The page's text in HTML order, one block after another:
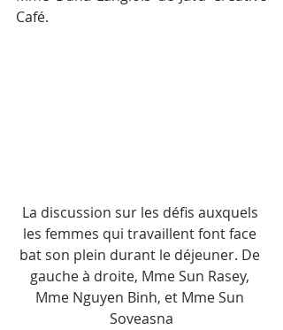
Café.
La discussion sur les défis auxquels
les femmes qui travaillent font face
bat son plein durant le déjeuner. De
gauche à droite, Mme Sun Rasey,
Mme Nguyen Binh, et Mme Sun
Soveasna